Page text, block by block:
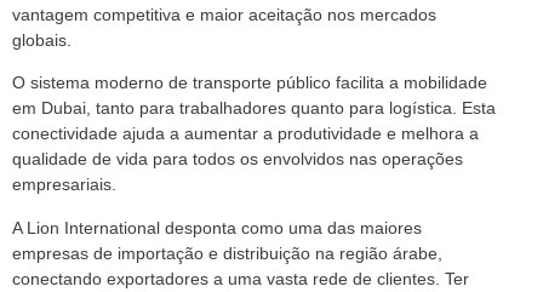
vantagem competitiva e maior aceitação nos mercados
globais.
O sistema moderno de transporte público facilita a mobilidade
em Dubai, tanto para trabalhadores quanto para logística. Esta
conectividade ajuda a aumentar a produtividade e melhora a
qualidade de vida para todos os envolvidos nas operações
empresariais.
A Lion International desponta como uma das maiores
empresas de importação e distribuição na região árabe,
conectando exportadores a uma vasta rede de clientes. Ter